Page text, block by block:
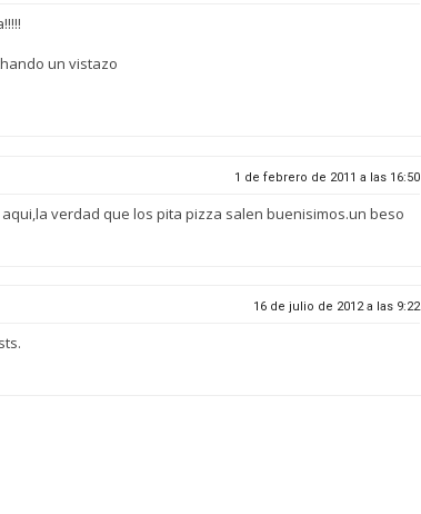
un vistazo
1 de febrero de 2011 a las 16:50
verdad que los pita pizza salen buenisimos.un beso
16 de julio de 2012 a las 9:22